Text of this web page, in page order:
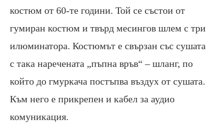
костюм от 60-те години. Той се състои от
гумиран костюм и твърд месингов шлем с три
илюминатора. Костюмът е свързан със сушата
с така наречената „пъпна връв“ – шланг, по
който до гмуркача постъпва въздух от сушата.
Към него е прикрепен и кабел за аудио
комуникация.